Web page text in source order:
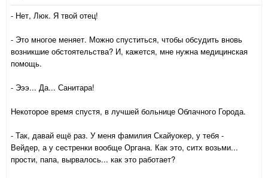
- Нет, Люк. Я твой отец!
- Это многое меняет. Можно спуститься, чтобы обсудить вновь
возникшие обстоятельства? И, кажется, мне нужна медицинская
помощь.
- Эээ... Да... Санитара!
Некоторое время спустя, в лучшей больнице Облачного Города.
- Так, давай ещё раз. У меня фамилия Скайуокер, у тебя -
Вейдер, а у сестренки вообще Органа. Как это, ситх возьми...
прости, папа, вырвалось... как это работает?